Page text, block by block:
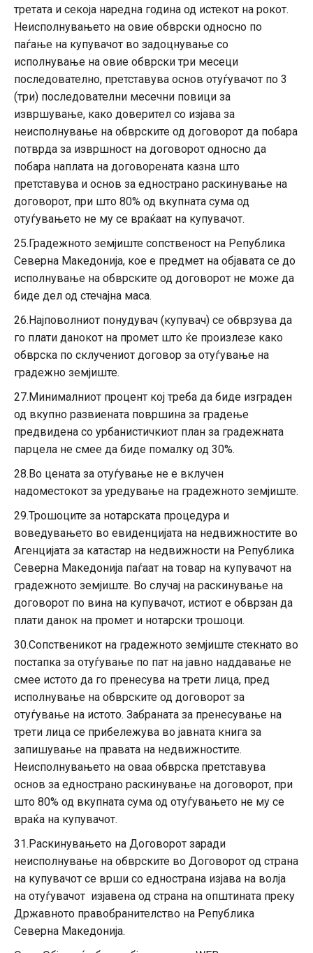
третата и секоја наредна година од истекот на рокот.
Неисполнувањето на овие обврски односно по
паѓање на купувачот во задоцнување со
исполнување на овие обврски три месеци
последователно, претставува основ отуѓувачот по 3
(три) последователни месечни повици за
извршување, како доверител со изјава за
неисполнување на обврските од договорот да побара
потврда за извршност на договорот односно да
побара наплата на договорената казна што
претставува и основ за еднострано раскинување на
договорот, при што 80% од вкупната сума од
отуѓувањето не му се враќаат на купувачот.
25.Градежното земјиште сопственост на Република
Северна Македонија, кое е предмет на објавата се до
исполнување на обврските од договорот не може да
биде дел од стечајна маса.
26.Најповолниот понудувач (купувач) се обврзува да
го плати данокот на промет што ќе произлезе како
обврска по склучениот договор за отуѓување на
градежно земјиште.
27.Минималниот процент кој треба да биде изграден
од вкупно развиената површина за градење
предвидена со урбанистичкиот план за градежната
парцела не смее да биде помалку од 30%.
28.Во цената за отуѓување не е вклучен
надоместокот за уредување на градежното земјиште.
29.Трошоците за нотарската процедура и
воведувањето во евиденцијата на недвижностите во
Агенцијата за катастар на недвижности на Република
Северна Македонија паѓаат на товар на купувачот на
градежното земјиште. Во случај на раскинување на
договорот по вина на купувачот, истиот е обврзан да
плати данок на промет и нотарски трошоци.
30.Сопственикот на градежното земјиште стекнато во
постапка за отуѓување по пат на јавно наддавање не
смее истото да го пренесува на трети лица, пред
исполнување на обврските од договорот за
отуѓување на истото. Забраната за пренесување на
трети лица се прибележува во јавната книга за
запишување на правата на недвижностите.
Неисполнувањето на оваа обврска претставува
основ за еднострано раскинување на договорот, при
што 80% од вкупната сума од отуѓувањето не му се
враќа на купувачот.
31.Раскинувањето на Договорот заради
неисполнување на обврските во Договорот од страна
на купувачот се врши со еднострана изјава на волја
на отуѓувачот изјавена од страна на општината преку
Државното правобранителство на Република
Северна Македонија.